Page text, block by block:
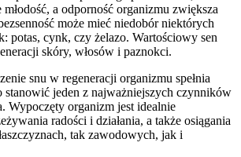
a odporność organizmu zwiększa
może mieć niedobór niektórych
potas, cynk, czy żelazo. Wartościowy sen
skóry, włosów i paznokci.
snu w regeneracji organizmu spełnia
stanowić jeden z najważniejszych czynników
Wypoczęty organizm jest idealnie
radości i działania, a także osiągania
tak zawodowych, jak i